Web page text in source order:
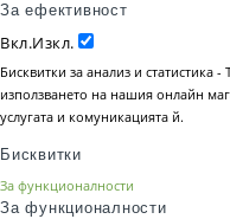
За ефективност
Вкл.Изкл.
Бисквитки за анализ и статистика
използването на нашия онлайн
услугата и комуникацията й.
Бисквитки
За функционалности
За функционалности